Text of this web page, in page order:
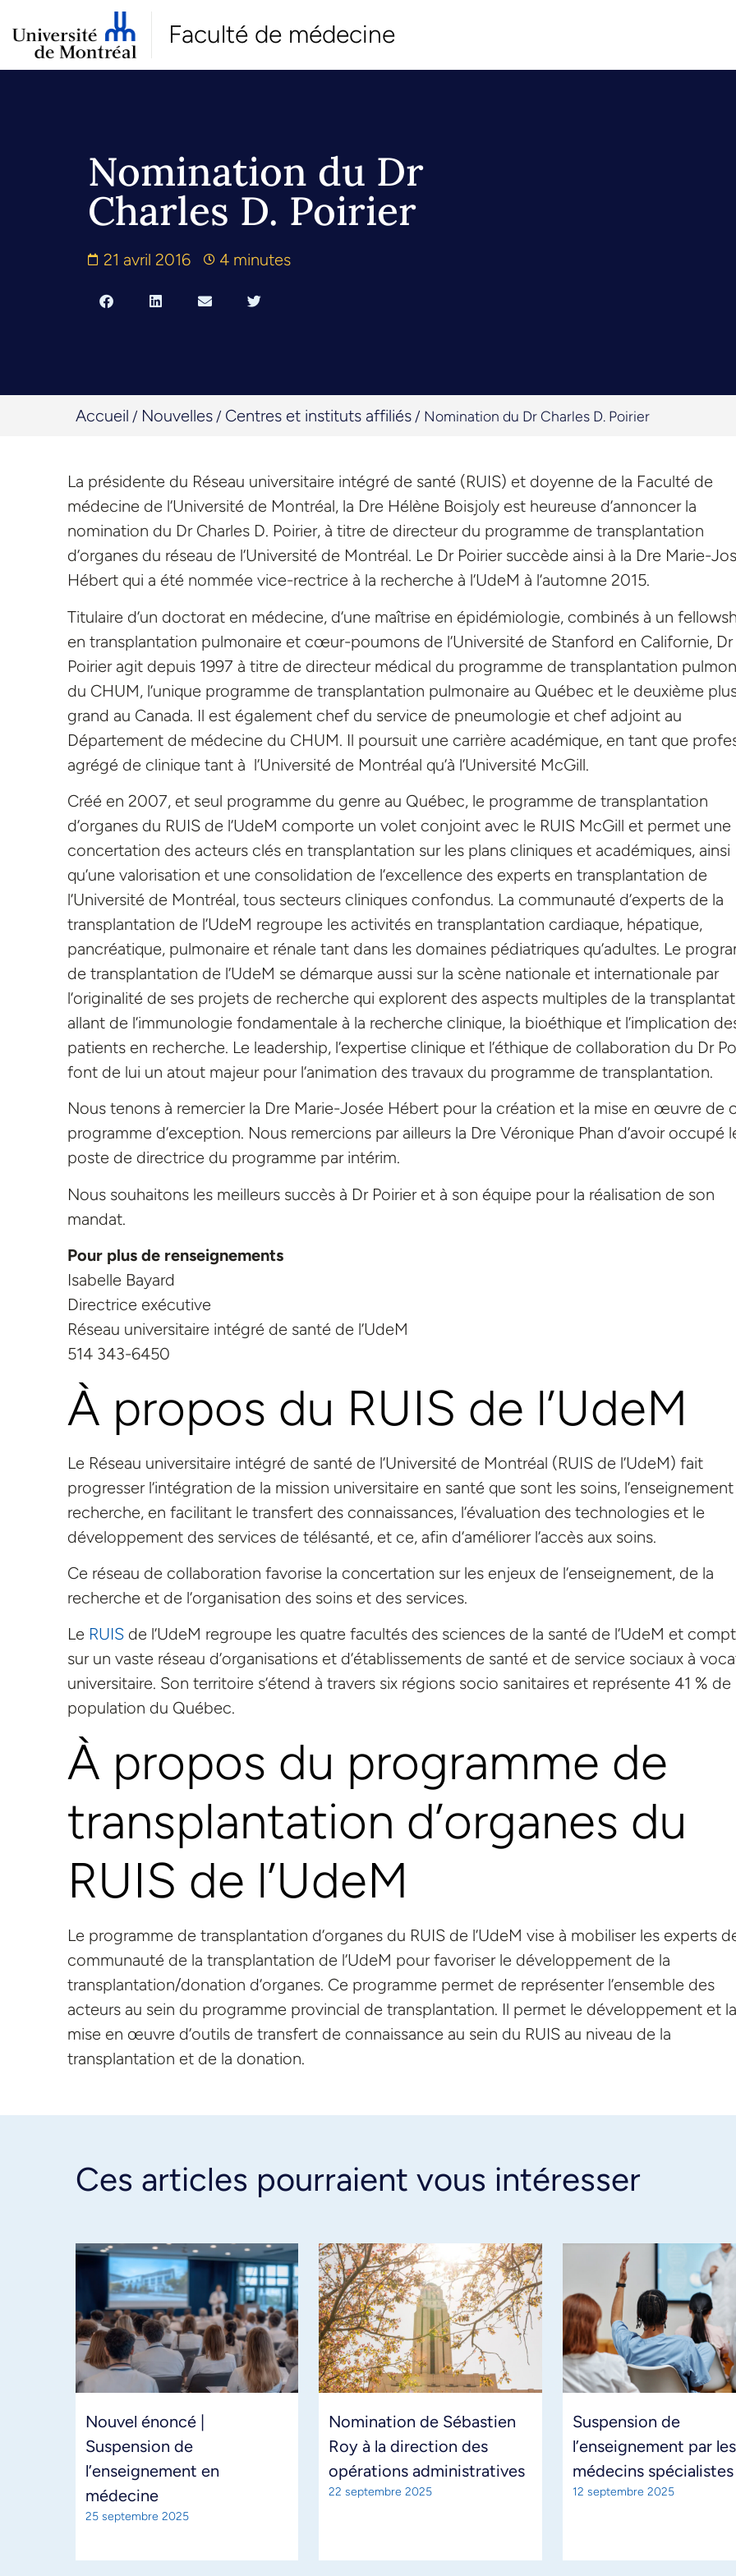
Faculté de médecine
Nomination du Dr
Charles D. Poirier
21 avril 2016 4 minutes
Accueil / Nouvelles / Centres et instituts affiliés / Nomination du Dr Charles D. Poirier
La présidente du Réseau universitaire intégré de santé (RUIS) et doyenne de la Faculté de
médecine de l’Université de Montréal, la Dre Hélène Boisjoly est heureuse d’annoncer la
nomination du Dr Charles D. Poirier, à titre de directeur du programme de transplantation
d’organes du réseau de l’Université de Montréal. Le Dr Poirier succède ainsi à la Dre Marie-
Hébert qui a été nommée vice-rectrice à la recherche à l’UdeM à l’automne 2015.
Titulaire d’un doctorat en médecine, d’une maîtrise en épidémiologie, combinés à un
en transplantation pulmonaire et cœur-poumons de l’Université de Stanford en Californie, Dr
Poirier agit depuis 1997 à titre de directeur médical du programme de transplantation
du CHUM, l’unique programme de transplantation pulmonaire au Québec et le deuxième
grand au Canada. Il est également chef du service de pneumologie et chef adjoint au
Département de médecine du CHUM. Il poursuit une carrière académique, en tant que
agrégé de clinique tant à l’Université de Montréal qu’à l’Université McGill.
Créé en 2007, et seul programme du genre au Québec, le programme de transplantation
d’organes du RUIS de l’UdeM comporte un volet conjoint avec le RUIS McGill et permet une
concertation des acteurs clés en transplantation sur les plans cliniques et académiques, ainsi
qu’une valorisation et une consolidation de l’excellence des experts en transplantation de
l’Université de Montréal, tous secteurs cliniques confondus. La communauté d’experts de la
transplantation de l’UdeM regroupe les activités en transplantation cardiaque, hépatique,
pancréatique, pulmonaire et rénale tant dans les domaines pédiatriques qu’adultes. Le
de transplantation de l’UdeM se démarque aussi sur la scène nationale et internationale par
l’originalité de ses projets de recherche qui explorent des aspects multiples de la
allant de l’immunologie fondamentale à la recherche clinique, la bioéthique et l’implication
patients en recherche. Le leadership, l’expertise clinique et l’éthique de collaboration du Dr
font de lui un atout majeur pour l’animation des travaux du programme de transplantation.
Nous tenons à remercier la Dre Marie-Josée Hébert pour la création et la mise en œuvre de
programme d’exception. Nous remercions par ailleurs la Dre Véronique Phan d’avoir occupé
poste de directrice du programme par intérim.
Nous souhaitons les meilleurs succès à Dr Poirier et à son équipe pour la réalisation de son
mandat.
Pour plus de renseignements
Isabelle Bayard
Directrice exécutive
Réseau universitaire intégré de santé de l’UdeM
514 343-6450
À propos du RUIS de l’UdeM
Le Réseau universitaire intégré de santé de l’Université de Montréal (RUIS de l’UdeM) fait
progresser l’intégration de la mission universitaire en santé que sont les soins,
recherche, en facilitant le transfert des connaissances, l’évaluation des technologies et le
développement des services de télésanté, et ce, afin d’améliorer l’accès aux soins.
Ce réseau de collaboration favorise la concertation sur les enjeux de l’enseignement, de la
recherche et de l’organisation des soins et des services.
Le RUIS de l’UdeM regroupe les quatre facultés des sciences de la santé de l’UdeM et
sur un vaste réseau d’organisations et d’établissements de santé et de service sociaux à
universitaire. Son territoire s’étend à travers six régions socio sanitaires et représente 41 % de
population du Québec.
À propos du programme de
transplantation d’organes du
RUIS de l’UdeM
Le programme de transplantation d’organes du RUIS de l’UdeM vise à mobiliser les experts
communauté de la transplantation de l’UdeM pour favoriser le développement de la
transplantation/donation d’organes. Ce programme permet de représenter l’ensemble des
acteurs au sein du programme provincial de transplantation. Il permet le développement et la
mise en œuvre d’outils de transfert de connaissance au sein du RUIS au niveau de la
transplantation et de la donation.
Ces articles pourraient vous intéresser
Nouvel énoncé |
Suspension de
l’enseignement en
médecine
25 septembre 2025
Nomination de Sébastien
Roy à la direction des
opérations administratives
22 septembre 2025
Suspension de
l’enseignement par les
médecins spécialistes
12 septembre 2025